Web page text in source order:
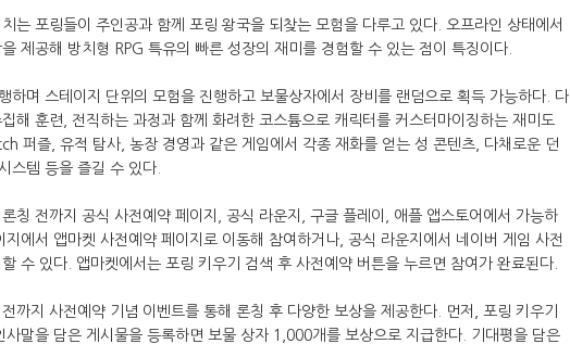
는 포링들이 주인공과 함께 포링 왕국을 되찾는 모험을 다루고 있다. 오프라인 상태에서
제공해 방치형 RPG 특유의 빠른 성장의 재미를 경험할 수 있는 점이 특징이다.
하며 스테이지 단위의 모험을 진행하고 보물상자에서 장비를 랜덤으로 획득 가능하다. 다
해 훈련, 전직하는 과정과 함께 화려한 코스튬으로 캐릭터를 커스터마이징하는 재미도
퍼즐, 유적 탐사, 농장 경영과 같은 게임에서 각종 재화를 얻는 성 콘텐츠, 다채로운 던
스템 등을 즐길 수 있다.
칭 전까지 공식 사전예약 페이지, 공식 라운지, 구글 플레이, 애플 앱스토어에서 가능하
지에서 앱마켓 사전예약 페이지로 이동해 참여하거나, 공식 라운지에서 네이버 게임 사전
수 있다. 앱마켓에서는 포링 키우기 검색 후 사전예약 버튼을 누르면 참여가 완료된다.
까지 사전예약 기념 이벤트를 통해 론칭 후 다양한 보상을 제공한다. 먼저, 포링 키우기
사말을 담은 게시물을 등록하면 보물 상자 1,000개를 보상으로 지급한다. 기대평을 담은